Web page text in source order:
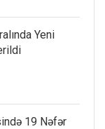
Yeni
19 Nəfər